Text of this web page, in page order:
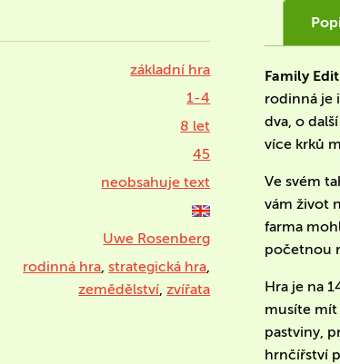
základní hra
1-4
8 let
45
neobsahuje text
Uwe Rosenberg
rodinná hra,strategická hra,
zemědělství,zvířata
Family
rodinná je
dva, o
více krků
Ve svém
vám život
farma
početnou
Hra je na
musíte mít
pastviny,
hrnčířství